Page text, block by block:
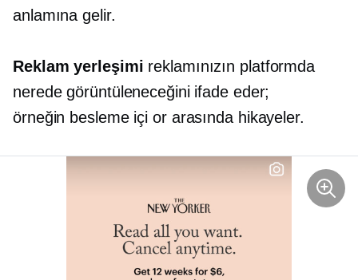
anlamına gelir.
Reklam yerleşimi reklamınızın platformda
nerede görüntüleneceğini ifade eder;
örneğin besleme içi or arasındahikayeler.